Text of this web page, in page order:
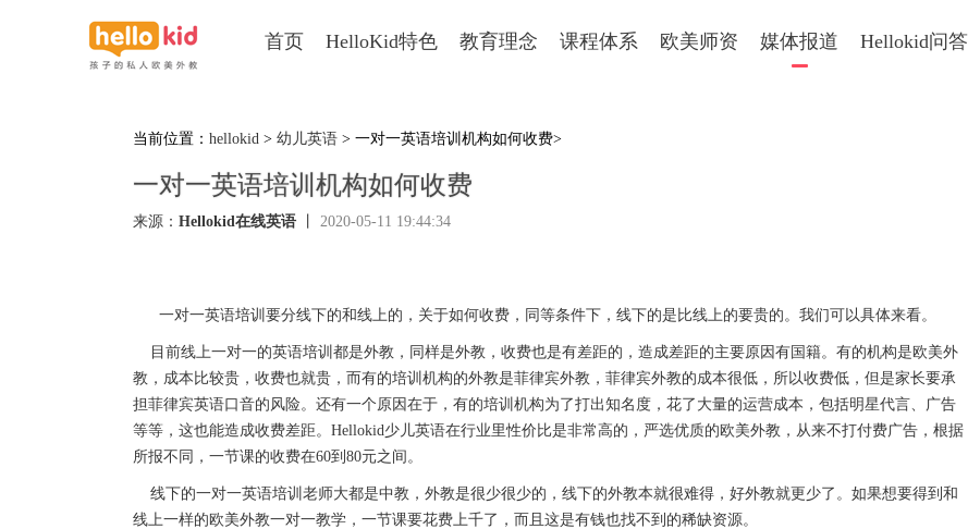
首页 HelloKid特色 教育理念 课程体系 欧美师资 媒体报道 Hellokid问答
当前位置： hellokid > 幼儿英语 > 一对一英语培训机构如何收费>
一对一英语培训机构如何收费
来源： Hellokid在线英语 2020-05-11 19:44:34
一对一英语培训要分线下的和线上的，关于如何收费，同等条件下，线下的是比线上的要贵的。我们可以具体来看。
目前线上一对一的英语培训都是外教，同样是外教，收费也是有差距的，造成差距的主要原因有国籍。有的机构是欧美外
教，成本比较贵，收费也就贵，而有的培训机构的外教是菲律宾外教，菲律宾外教的成本很低，所以收费低，但是家长要承
担菲律宾英语口音的风险。还有一个原因在于，有的培训机构为了打出知名度，花了大量的运营成本，包括明星代言、广告
等等，这也能造成收费差距。 Hellokid少儿英语在行业里性价比是非常高的，严选优质的欧美外教，从来不打付费广告，根据
所报不同，一节课的收费在60到 80元之间。
线下的一对一英语培训老师大都是中教，外教是很少很少的，线下的外教本就很难得，好外教就更少了。如果想要得到和
线上一样的欧美外教一对一教学，一节课要花费上千了，而且这是有钱也找不到的稀缺资源。